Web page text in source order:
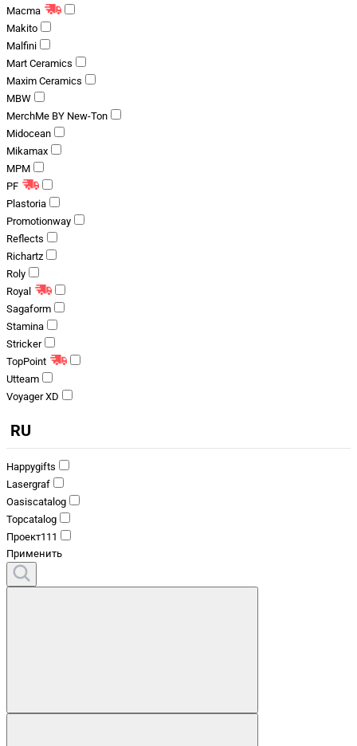
Macma
Makito
Malfini
Mart Ceramics
Maxim Ceramics
MBW
MerchMe BY New-Ton
Midocean
Mikamax
MPM
PF
Plastoria
Promotionway
Reflects
Richartz
Roly
Royal
Sagaform
Stamina
Stricker
TopPoint
Utteam
Voyager XD
RU
Happygifts
Lasergraf
Oasiscatalog
Topcatalog
Проект111
Применить